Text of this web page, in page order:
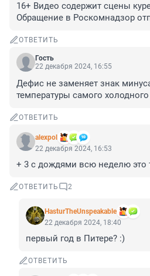
16+ Видео содержит сцены
Обращение в Роскомнадзор
ОТВЕТИТЬ
Гость
22 декабря 2024, 16:55
Дефис не заменяет знак
температуры самого холодного
ОТВЕТИТЬ
alexpol
22 декабря 2024, 16:53
+ 3 с дождями всю неделю это
ОТВЕТИТЬ 2
HasturTheUnspeakable
22 декабря 2024, 18:40
пeрвый год в Питере? :)
ОТВЕТИТЬ